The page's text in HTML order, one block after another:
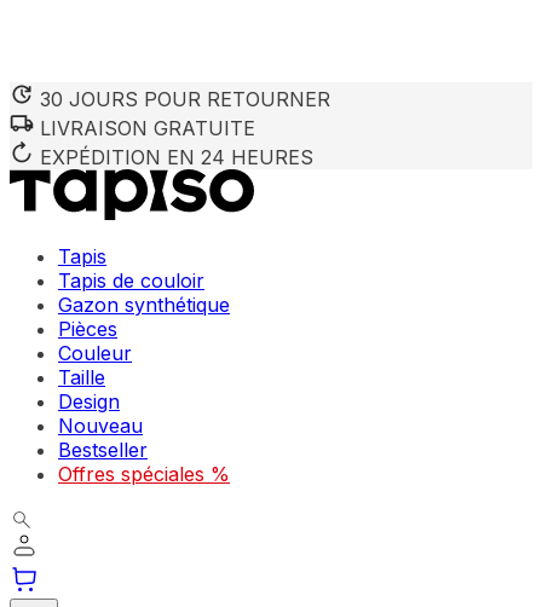
30 JOURS POUR RETOURNER
LIVRAISON GRATUITE
EXPÉDITION EN 24 HEURES
Tapis
Tapis de couloir
Gazon synthétique
Pièces
Couleur
Taille
Design
Nouveau
Bestseller
Offres spéciales %
Nous utilisons des cookies pour personnaliser le contenu
partenaires peuvent combiner ces informations avec
utilisation de leurs services.
Les cookies indispensables sont cruciaux pour les
Les cookies liés aux préférences permettent au site de
comme votre langue préférée ou la région dans laquelle